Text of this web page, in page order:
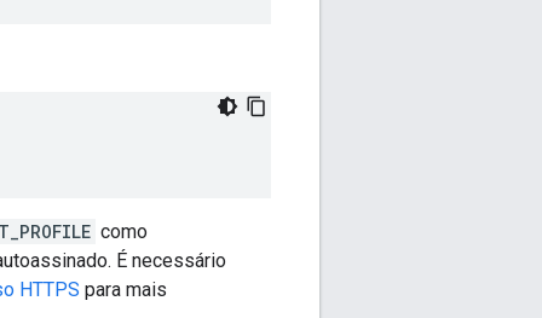
como
É necessário
HTTPS para mais